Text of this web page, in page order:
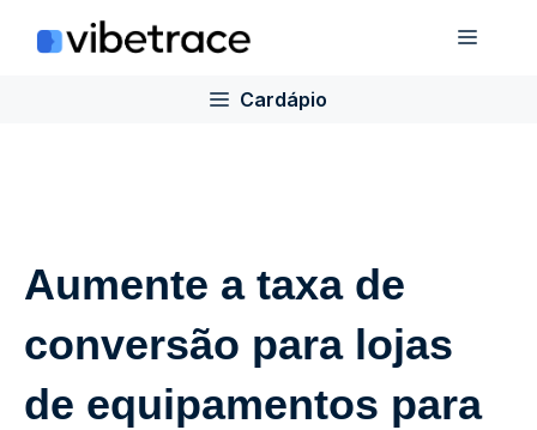
para
Cardápio
Aumente a taxa de
conversão para lojas
de equipamentos para